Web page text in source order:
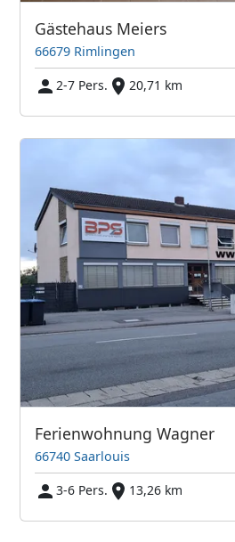
Gästehaus Meiers
66679 Rimlingen
2-7 Pers.
20,71 km
Ferienwohnung Wagner
66740 Saarlouis
3-6 Pers.
13,26 km